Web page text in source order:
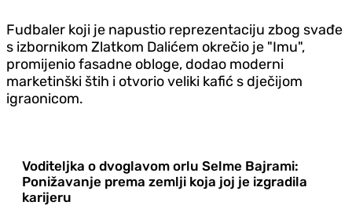
Fudbaler koji je napustio reprezentaciju zbog svađe
s izbornikom Zlatkom Dalićem okrečio je "Imu",
promijenio fasadne obloge, dodao moderni
marketinški štih i otvorio veliki kafić s dječijom
igraonicom.
Voditeljka o dvoglavom orlu Selme Bajrami:
Ponižavanje prema zemlji koja joj je izgradila
karijeru